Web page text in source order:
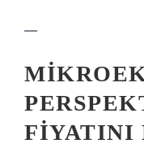
—
FIYATINI